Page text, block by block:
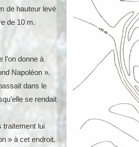
de hauteur levé
de 10 m.
l’on donne à
Napoléon ».
dans le
se rendait
traitement lui
» à cet endroit.